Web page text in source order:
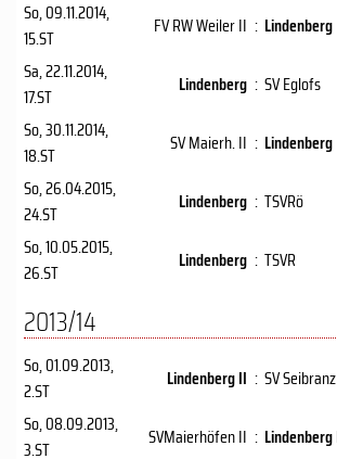
So, 09.11.2014,
15.ST
FV RW Weiler II : Lindenberg
Sa, 22.11.2014,
17.ST
Lindenberg : SV Eglofs
So, 30.11.2014,
18.ST
SV Maierh. II : Lindenberg
So, 26.04.2015,
24.ST
Lindenberg : TSVRö
So, 10.05.2015,
26.ST
Lindenberg : TSVR
2013/14
So, 01.09.2013,
2.ST
Lindenberg II : SV
So, 08.09.2013,
3.ST
SVMaierhöfen II : Lindenberg